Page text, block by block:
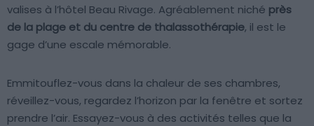
valises à l’hôtel Beau Rivage. Agréablement niché près
de la plage et du centre de thalassothérapie, il est le
gage d’une escale mémorable.
Emmitouflez-vous dans la chaleur de ses chambres,
réveillez-vous, regardez l’horizon par la fenêtre et sortez
prendre l’air. Essayez-vous à des activités telles que la